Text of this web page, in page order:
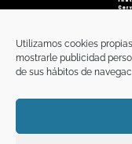
Utilizamos cookies
mostrarle publicidad
de sus hábitos de